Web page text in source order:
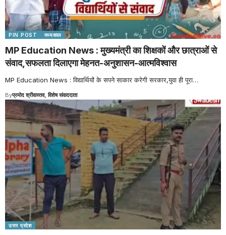
PIN POST मध्यकाल
MP Education News : मुख्यमंत्री का शिक्षकों और छात्राओं से
संवाद,सफलता दिलाएगा मेहनत-अनुशासन-आत्मविश्वास
MP Education News : विद्यार्थियों के सपने साकार करेगी सरकार,युवा ही पूरा…
Byप्रमोद श्रीवास्तव, विशेष संवाददाता
उत्तर प्रदेश